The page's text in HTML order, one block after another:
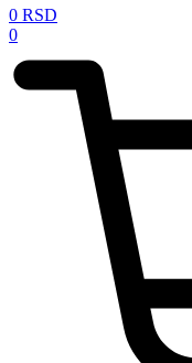
0 RSD
0